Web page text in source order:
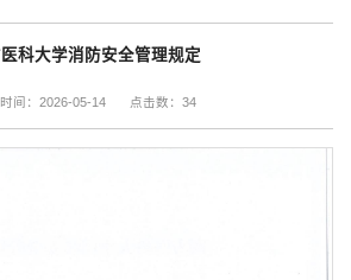
科大学消防安全管理规定
间：2026-05-14 点击数： 34